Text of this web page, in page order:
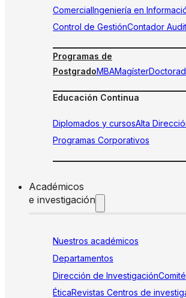
ComercialIngeniería en
Control de GestiónContador
Programas de
PostgradoMBAMagíster
Educación Continua
Diplomados y cursosAlta
Programas Corporativos
Académicos
e investigación
Nuestros académicos
Departamentos
Dirección de Investigación
ÉticaRevistas Centros de